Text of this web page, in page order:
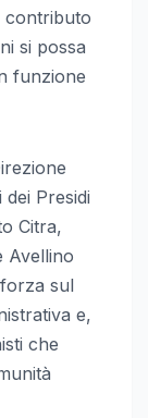
contributo
si possa
funzione
dei Presidi
Citra,
Avellino
sul
e,
che